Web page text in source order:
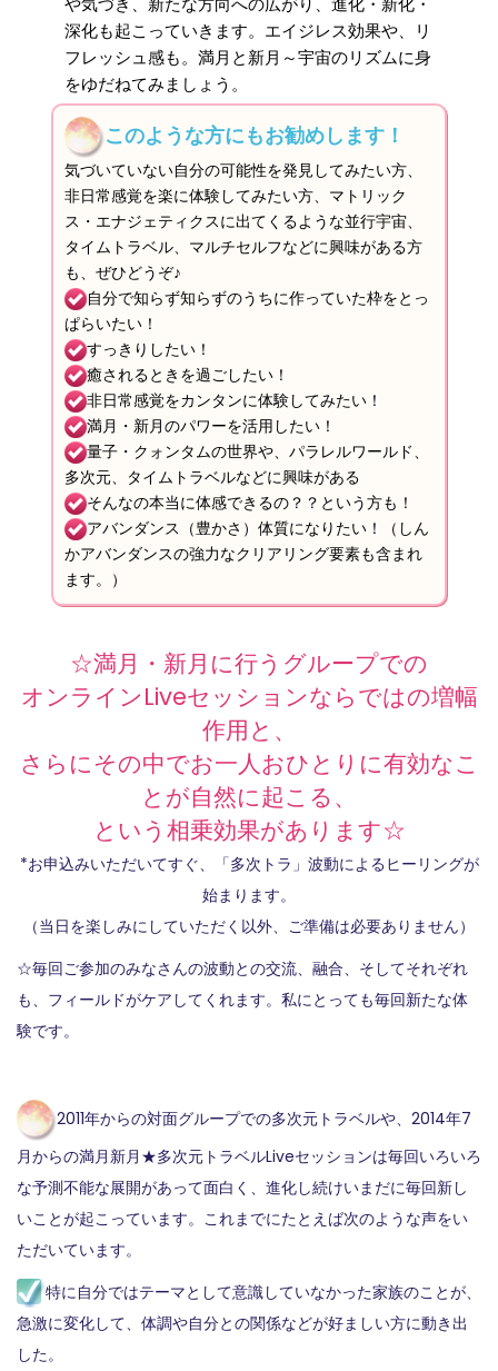
深化も起こっていきます。エイジレス効果や、リ
フレッシュ感も。満月と新月～宇宙のリズムに身
をゆだねてみましょう。
このような方にもお勧めします！
気づいていない自分の可能性を発見してみたい方、
非日常感覚を楽に体験してみたい方、マトリック
ス・エナジェティクスに出てくるような並行宇宙、
タイムトラベル、マルチセルフなどに興味がある方
も、ぜひどうぞ♪
自分で知らず知らずのうちに作っていた枠をとっ
ぱらいたい！
すっきりしたい！
癒されるときを過ごしたい！
非日常感覚をカンタンに体験してみたい！
満月・新月のパワーを活用したい！
量子・クォンタムの世界や、パラレルワールド、
多次元、タイムトラベルなどに興味がある
そんなの本当に体感できるの？？という方も！
アバンダンス（豊かさ）体質になりたい！（しん
かアバンダンスの強力なクリアリング要素も含まれ
ます。）
☆満月・新月に行うグループでの
オンラインLiveセッションならではの増幅
作用と、
さらにその中でお一人おひとりに有効なこ
とが自然に起こる、
という相乗効果があります☆
*お申込みいただいてすぐ、「多次トラ」波動によるヒーリングが
始まります。
（当日を楽しみにしていただく以外、ご準備は必要ありません）
☆毎回ご参加のみなさんの波動との交流、融合、そしてそれぞれ
も、フィールドがケアしてくれます。私にとっても毎回新たな体
験です。
2011年からの対面グループでの多次元トラベルや、2014年7
月からの満月新月★多次元トラベルLiveセッションは毎回いろいろ
な予測不能な展開があって面白く、進化し続けいまだに毎回新し
いことが起こっています。これまでにたとえば次のような声をい
ただいています。
特に自分ではテーマとして意識していなかった家族のことが、
急激に変化して、体調や自分との関係などが好ましい方に動き出
した。